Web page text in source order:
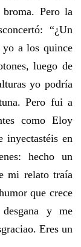
Pero la
“¿Un
yo a los quince
luego de
yo podría
Pero fui a
como Eloy
inyectastéis en
hecho un
mi relato traía
que crece
y me
Eres un